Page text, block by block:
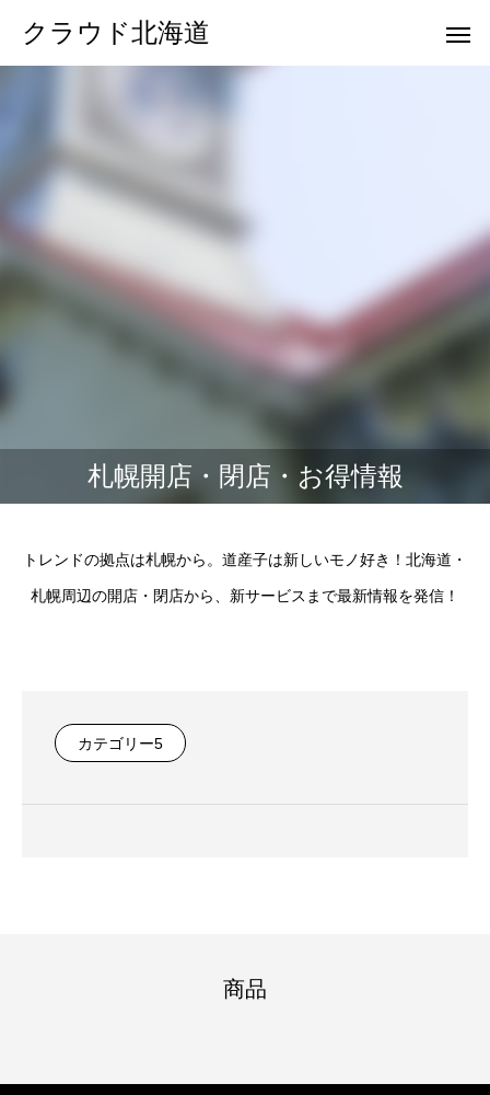
クラウド北海道
札幌開店・閉店・お得情報
トレンドの拠点は札幌から。道産子は新しいモノ好き！北海道・
札幌周辺の開店・閉店から、新サービスまで最新情報を発信！
カテゴリー5
商品